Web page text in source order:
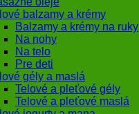
balzamy a krémy
Balzamy a krémy na ruky
Na nohy
Na telo
Pre deti
gély a maslá
Telové a pleťové gély
Telové a pleťové maslá